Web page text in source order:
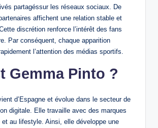
partagéssur les réseaux sociaux. De
affichent une relation stable et
discrétion renforce l’intérêt des fans
Par conséquent, chaque apparition
l’attention des médias sportifs.
Gemma Pinto ?
d’Espagne et évolue dans le secteur de
digitale. Elle travaille avec des marques
et au lifestyle. Ainsi, elle développe une